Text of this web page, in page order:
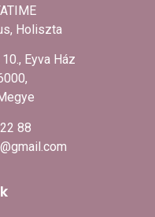
Holiszta
Eyva Ház
88